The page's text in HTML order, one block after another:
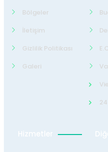
Bölgeler
İletişim
Gizlilik Politikası
Galeri
Hizmetler